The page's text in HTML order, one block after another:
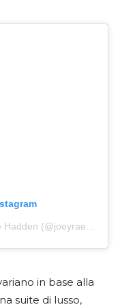
Un post condiviso da Joey Rae Hadden (@joeyraehadden)
in base alla
suite di lusso,